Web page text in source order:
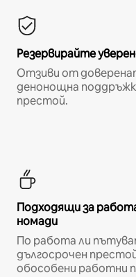
Резервирайте
Отзиви от
денонощна
престой.
Подходящи за
номади
По работа ли
дългосрочен
обособени работни